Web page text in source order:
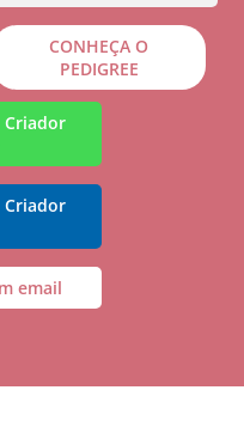
CONHEÇA O
PEDIGREE
Criador
Criador
email